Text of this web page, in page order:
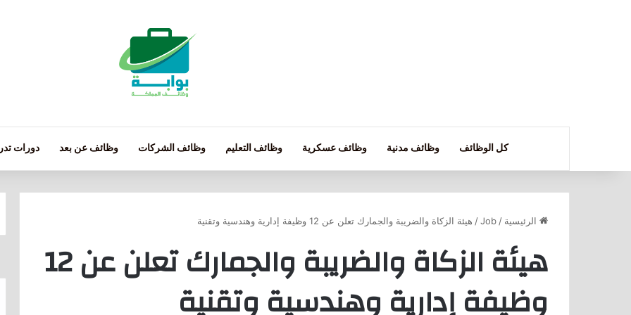
كل الوظائف وظائف مدنية وظائف عسكرية وظائف التعليم وظائف الشركات وظائف عن بعد دورات
الرئيسية /
Job
/ هيئة الزكاة والضريبة والجمارك تعلن عن 12 وظيفة إدارية وهندسية وتقنية
هيئة الزكاة والضريبة والجمارك تعلن عن 12
وظيفة إدارية وهندسية وتقنية